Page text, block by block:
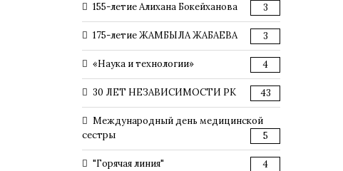
155-летие Алихана Бокейханова 3
175-летие ЖАМБЫЛА ЖАБАЕВА 3
«Наука и технологии» 4
30 ЛЕТ НЕЗАВИСИМОСТИ РК 43
Международный день медицинской
сестры
5
"Горячая линия" 4